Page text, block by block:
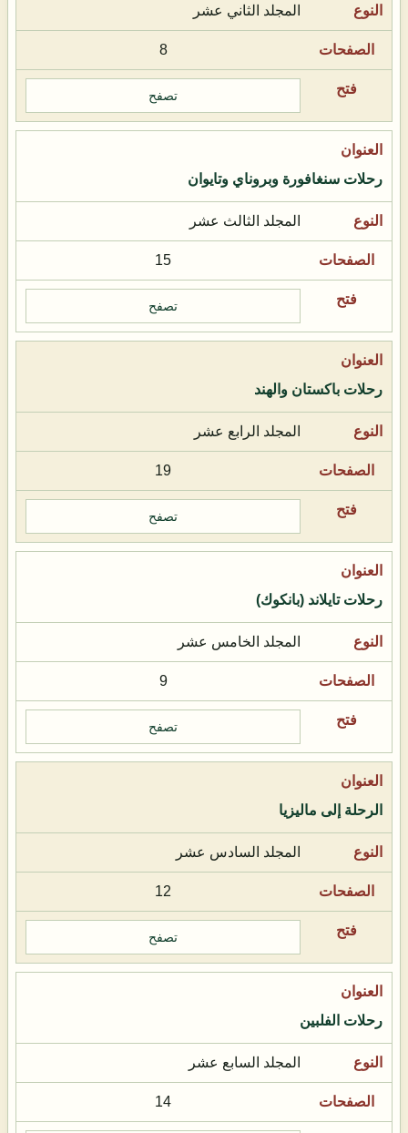
المجلد الثاني عشر
8
تصفح
رحلات سنغافورة وبروناي وتايوان
المجلد الثالث عشر
15
تصفح
رحلات باكستان والهند
المجلد الرابع عشر
19
تصفح
رحلات تايلاند (بانكوك)
المجلد الخامس عشر
9
تصفح
الرحلة إلى ماليزيا
المجلد السادس عشر
12
تصفح
رحلات الفلبين
المجلد السابع عشر
14